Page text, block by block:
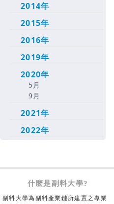
2014年
2015年
2016年
2019年
2020年
5月
9月
2021年
2022年
什麼是副料大學?
副料大學為副料產業鏈所建置之專業